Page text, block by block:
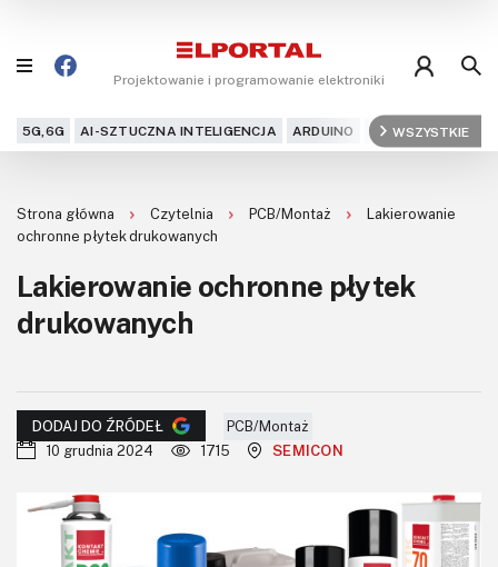
Projektowanie i programowanie elektroniki
5G,6G AI-SZTUCZNA INTELIGENCJA ARDUINO ARM AUDIO
WSZYSTKIE
Projekty
Kursy
DIY+
Dla Ciebie
Kontakt
Strona główna Czytelnia PCB/Montaż
Lakierowanie
ochronne płytek drukowanych
Lakierowanie ochronne płytek
drukowanych
DODAJ DO ŹRÓDEŁ
PCB/Montaż
10 grudnia 2024
1715 SEMICON